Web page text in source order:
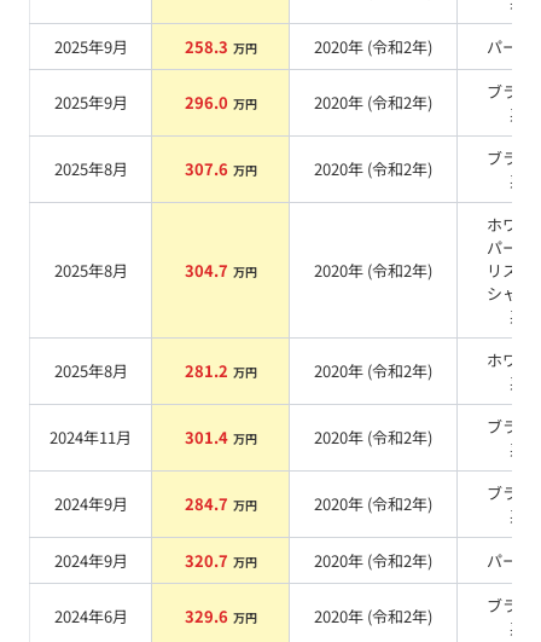
2025年9月
258.3 万円 2020年 (令和2年) パール
2025年9月 296.0 万円 2020年 (令和2年)
ブラッ
系
2025年8月 307.6 万円 2020年 (令和2年)
ブラッ
系
2025年8月 304.7 万円 2020年 (令和2年)
ホワイ
パール
リスタ
シャイ
系
2025年8月 281.2 万円 2020年 (令和2年)
ホワイ
系
2024年11月 301.4 万円 2020年 (令和2年)
ブラッ
系
2024年9月 284.7 万円 2020年 (令和2年)
ブラッ
系
2024年9月
320.7 万円 2020年 (令和2年) パール
2024年6月 329.6 万円 2020年 (令和2年)
ブラッ
系